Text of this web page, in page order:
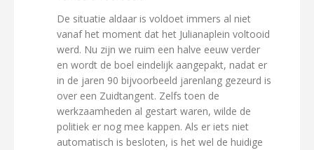
De situatie aldaar is voldoet immers al niet
vanaf het moment dat het Julianaplein voltooid
werd. Nu zijn we ruim een halve eeuw verder
en wordt de boel eindelijk aangepakt, nadat er
in de jaren 90 bijvoorbeeld jarenlang gezeurd is
over een Zuidtangent. Zelfs toen de
werkzaamheden al gestart waren, wilde de
politiek er nog mee kappen. Als er iets niet
automatisch is besloten, is het wel de huidige